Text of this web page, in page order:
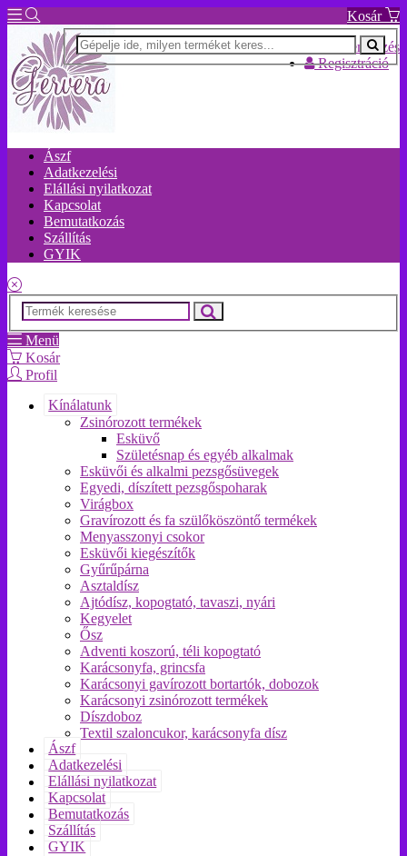
Kosár
Bejelentkezés
Regisztráció
Ászf
Adatkezelési
Elállási nyilatkozat
Kapcsolat
Bemutatkozás
Szállítás
GYIK
Menü
Kosár
Profil
Kínálatunk
Zsinórozott termékek
Esküvő
Születésnap és egyéb alkalmak
Esküvői és alkalmi pezsgősüvegek
Egyedi, díszített pezsgőspoharak
Virágbox
Gravírozott és fa szülőköszöntő termékek
Menyasszonyi csokor
Esküvői kiegészítők
Gyűrűpárna
Asztaldísz
Ajtódísz, kopogtató, tavaszi, nyári
Kegyelet
Ősz
Adventi koszorú, téli kopogtató
Karácsonyfa, grincsfa
Karácsonyi gavírozott bortartók, dobozok
Karácsonyi zsinórozott termékek
Díszdoboz
Textil szaloncukor, karácsonyfa dísz
Ászf
Adatkezelési
Elállási nyilatkozat
Kapcsolat
Bemutatkozás
Szállítás
GYIK